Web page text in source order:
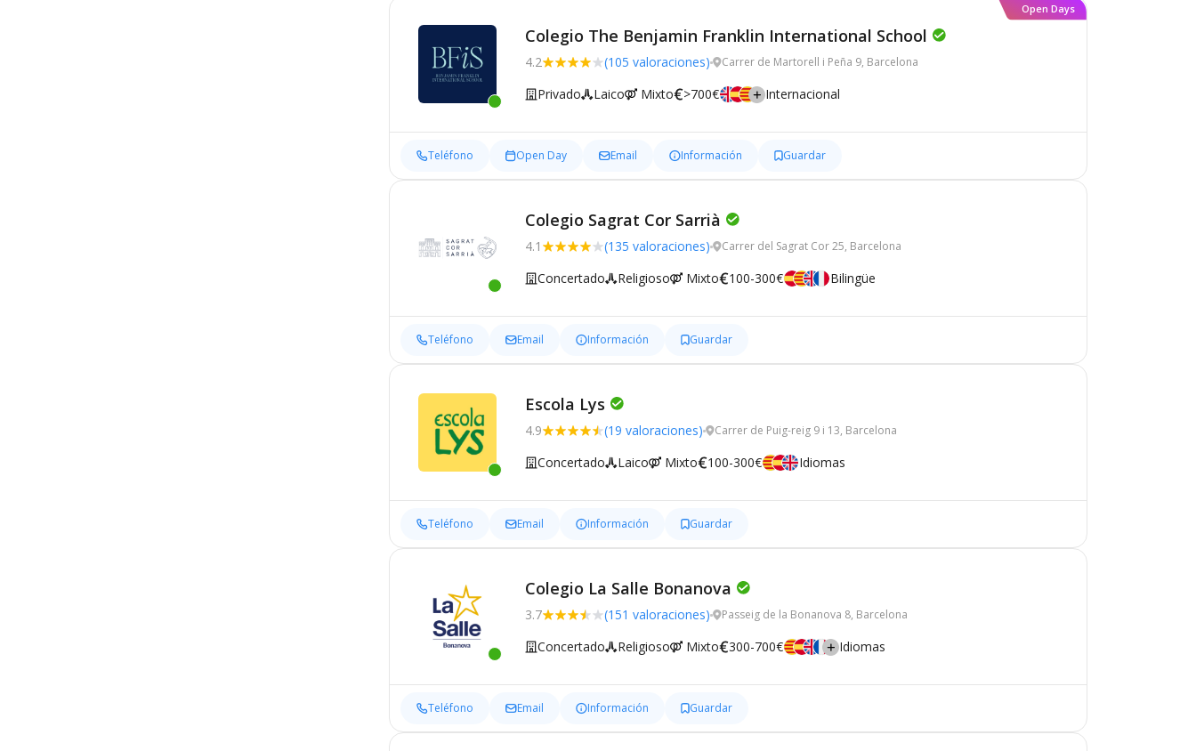
Open Days
Colegio The Benjamin Franklin International School
4.2 (105 valoraciones) Carrer de Martorell i Peña 9, Barcelona
Privado Laico Mixto >700€ Internacional
Teléfono Open Day Email Información Guardar
Colegio Sagrat Cor Sarrià
4.1 (135 valoraciones) Carrer del Sagrat Cor 25, Barcelona
Concertado Religioso Mixto 100-300€ Bilingüe
Teléfono Email Información Guardar
Escola Lys
4.9 (19 valoraciones) Carrer de Puig-reig 9 i 13, Barcelona
Concertado Laico Mixto 100-300€ Idiomas
Teléfono Email Información Guardar
Colegio La Salle Bonanova
3.7 (151 valoraciones) Passeig de la Bonanova 8, Barcelona
Concertado Religioso Mixto 300-700€ Idiomas
Teléfono Email Información Guardar